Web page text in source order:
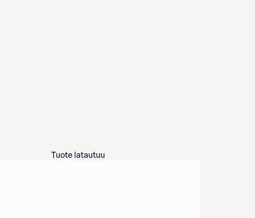
Tuote latautuu